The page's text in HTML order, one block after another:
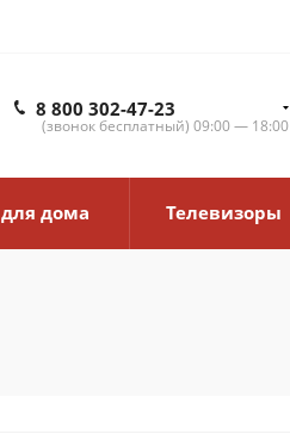
8 800 302-47-23
(звонок бесплатный) 09:00 — 18:00
дома Телевизоры